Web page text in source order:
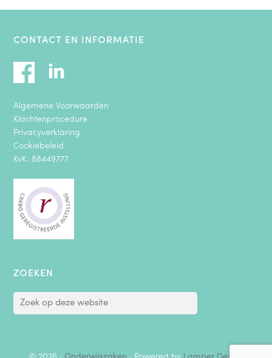
CONTACT EN INFORMATIE
Algemene Voorwaarden
Klachtenprocedure
Privacyverklaring
Cookiebeleid
KvK: 88449777
ZOEKEN